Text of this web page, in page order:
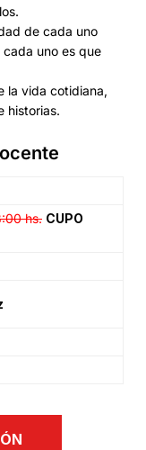
de cada uno
uno es que
la vida cotidiana,
historias.
hs. CUPO